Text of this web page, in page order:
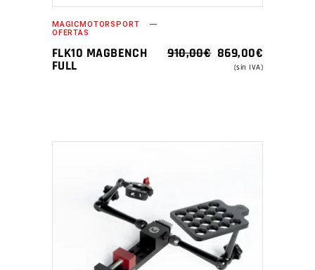
MAGICMOTORSPORT
OFERTAS
FLK10 MAGBENCH
FULL
910,00€ EL
PRECIO
869,00€
PRECIO
(sin IVA)